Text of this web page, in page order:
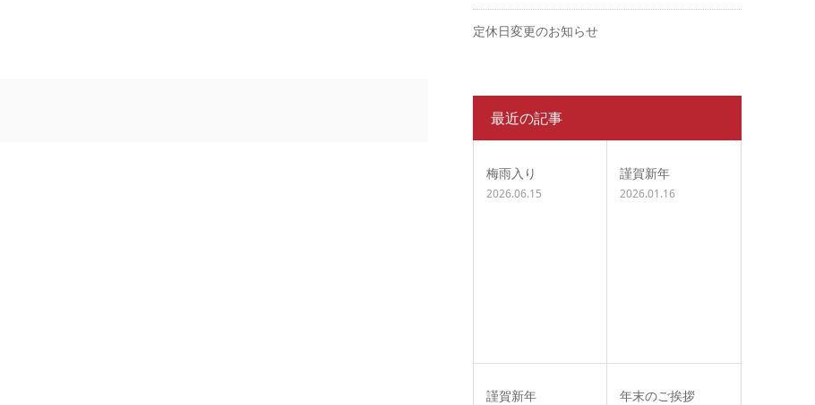
定休日変更のお知らせ
最近の記事
梅雨入り
2026.06.15
謹賀新年
2026.01.16
謹賀新年 年末のご挨拶